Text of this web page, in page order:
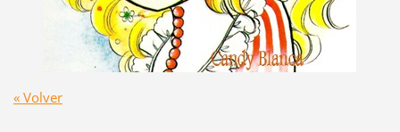
« Volver